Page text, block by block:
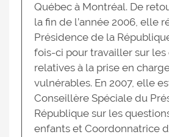
Québec à Montréal. De
la fin de l’année 2006, elle
Présidence de la
fois-ci pour travailler sur les
relatives à la prise en
vulnérables. En 2007, elle
Conseillère Spéciale du
République sur les
enfants et Coordonnatrice